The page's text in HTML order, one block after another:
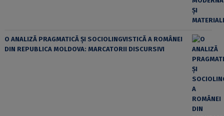
O ANALIZĂ PRAGMATICĂ ȘI SOCIOLINGVISTICĂ A ROMÂNEI
DIN REPUBLICA MOLDOVA: MARCATORII DISCURSIVI